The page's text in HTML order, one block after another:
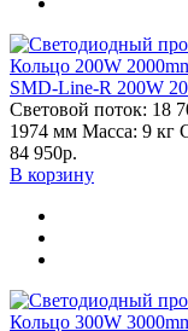
SMD-Line-R 200W
Световой поток: 18
1974 мм Масса: 9 кг
84 950р.
В корзину